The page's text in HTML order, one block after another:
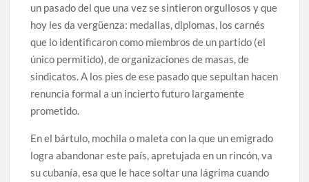
un pasado del que una vez se sintieron orgullosos y que
hoy les da vergüenza: medallas, diplomas, los carnés
que lo identificaron como miembros de un partido (el
único permitido), de organizaciones de masas, de
sindicatos. A los pies de ese pasado que sepultan hacen
renuncia formal a un incierto futuro largamente
prometido.
En el bártulo, mochila o maleta con la que un emigrado
logra abandonar este país, apretujada en un rincón, va
su cubanía, esa que le hace soltar una lágrima cuando